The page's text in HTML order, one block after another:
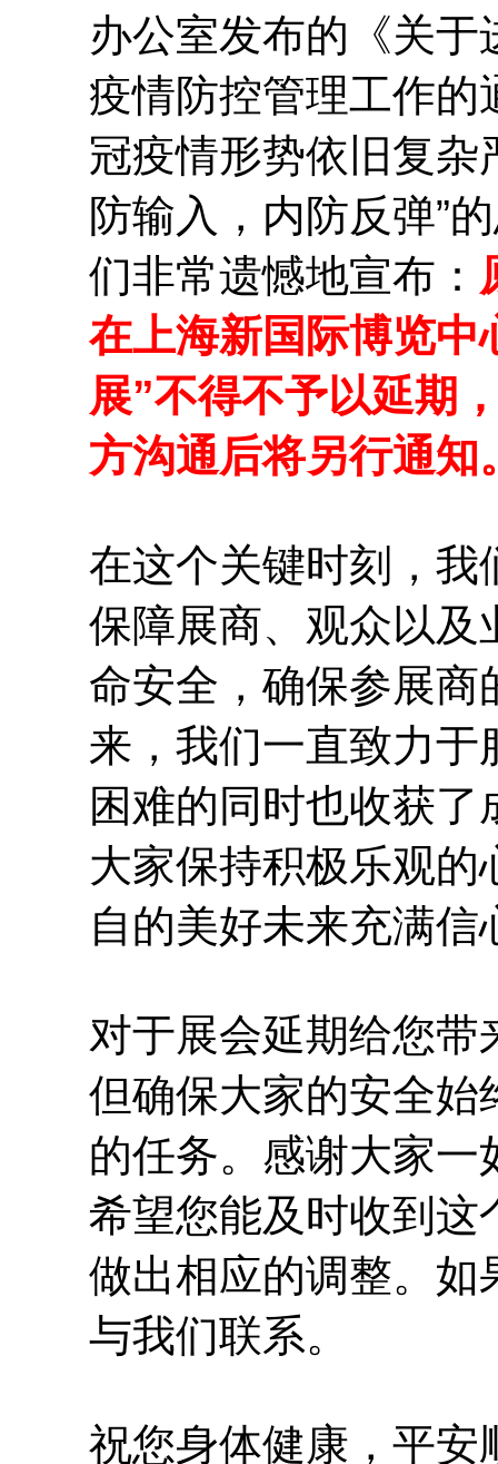
办公室发布的《关
疫情防控管理工作的
冠疫情形势依旧复杂
防输入，内防反弹”
们非常遗憾地宣布：
在上海新国际博览中
展”不得不予以延期
方沟通后将另行通知
在这个关键时刻，我
保障展商、观众以及
命安全，确保参展
来，我们一直致力于
困难的同时也收获
大家保持积极乐观
自的美好未来充满信
对于展会延期给您
但确保大家的安全始
的任务。感谢大家
希望您能及时收到这
做出相应的调整。如
与我们联系。
祝您身体健康，平安